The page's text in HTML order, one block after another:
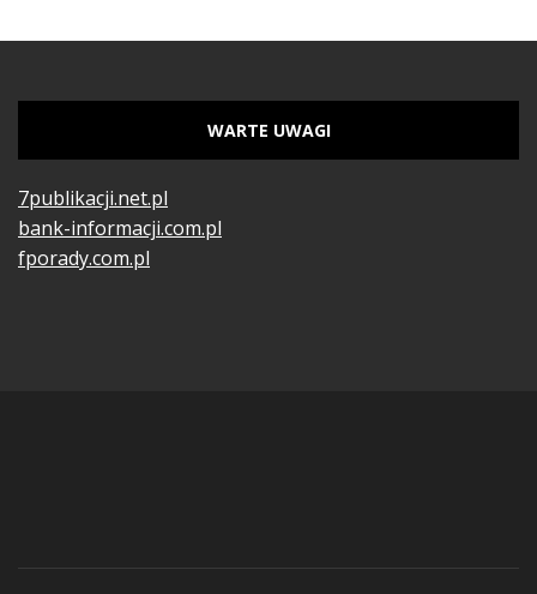
WARTE UWAGI
7publikacji.net.pl
bank-informacji.com.pl
fporady.com.pl